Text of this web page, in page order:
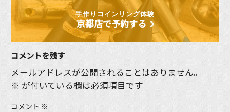
手作りコインリング体験
京都店で予約する
コメントを残す
メールアドレスが公開されることはありません。
※ が付いている欄は必須項目です
コメント ※